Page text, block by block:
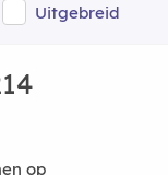
Uitgebreid
op